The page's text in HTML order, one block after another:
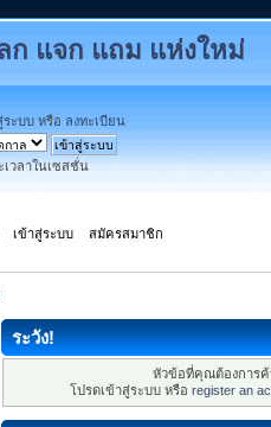
ก แจก แถม แห่งใหม่
ระบบ หรือ ลงทะเบียน
วลาในเซสชั่น
เข้าสู่ระบบ สมัครสมาชิก
ระวัง!
หัวข้อที่คุณต้องการ
โปรดเข้าสู่ระบบ หรือ register an